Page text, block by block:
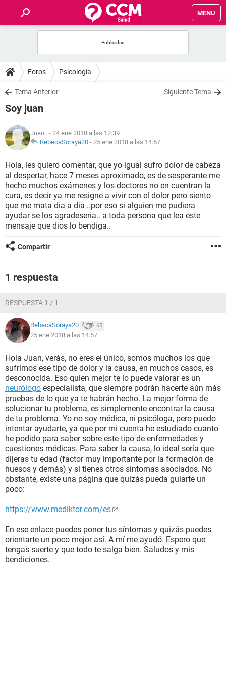
MENU
FOROS
SALUD
FAMILIA
NUTRICIÓN
BIENESTAR
SEXUALIDAD
GLOSARIO
Foros Psicología
Tema Anterior Siguiente Tema
Soy juan
Juan.. - 24 ene 2018 a las 12:39
RebecaSoraya20 - 25 ene 2018 a las 14:57
Hola, les quiero comentar, que yo igual sufro dolor de cabeza
al despertar, hace 7 meses aproximado, es de sesperante me
hecho muchos exámenes y los doctores no en cuentran la
cura, es decir ya me resigne a vivir con el dolor pero siento
que me mata dia a dia ..por eso si alguien me pudiera
ayudar se los agradeseria.. a toda persona que lea este
mensaje que dios lo bendiga..
Compartir
1 respuesta
RESPUESTA 1 / 1
RebecaSoraya20 65
25 ene 2018 a las 14:57
Hola Juan, verás, no eres el único, somos muchos los que
sufrimos ese tipo de dolor y la causa, en muchos casos, es
desconocida. Eso quien mejor te lo puede valorar es un
neurólogo especialista, que siempre podrán hacerte aún más
pruebas de lo que ya te habrán hecho. La mejor forma de
solucionar tu problema, es simplemente encontrar la causa
de tu problema. Yo no soy médica, ni psicóloga, pero puedo
intentar ayudarte, ya que por mi cuenta he estudiado cuanto
he podido para saber sobre este tipo de enfermedades y
cuestiones médicas. Para saber la causa, lo ideal sería que
dijeras tu edad (factor muy importante por la formación de
huesos y demás) y si tienes otros síntomas asociados. No
obstante, existe una página que quizás pueda guiarte un
poco:
https://www.mediktor.com/es
En ese enlace puedes poner tus síntomas y quizás puedes
orientarte un poco mejor así. A mí me ayudó. Espero que
tengas suerte y que todo te salga bien. Saludos y mis
bendiciones.